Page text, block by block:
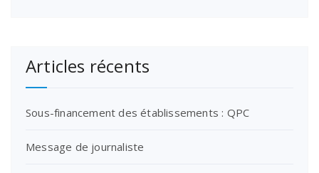
Articles récents
Sous-financement des établissements : QPC
Message de journaliste